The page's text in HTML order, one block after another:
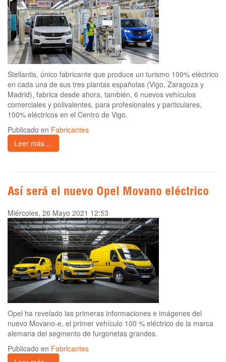
Stellantis, único fabricante que produce un turismo 100% eléctrico
en cada una de sus tres plantas españolas (Vigo, Zaragoza y
Madrid), fabrica desde ahora, también, 6 nuevos vehículos
comerciales y polivalentes, para profesionales y particulares,
100% eléctricos en el Centro de Vigo.
Publicado en Fabricantes
Leer más ...
Así será el nuevo Opel Movano eléctrico
Miércoles, 26 Mayo 2021 12:53
Opel ha revelado las primeras informaciones e imágenes del
nuevo Movano-e, el primer vehículo 100 % eléctrico de la marca
alemana del segmento de furgonetas grandes.
Publicado en Fabricantes